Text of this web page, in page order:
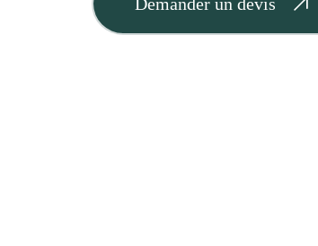
Demander un devis